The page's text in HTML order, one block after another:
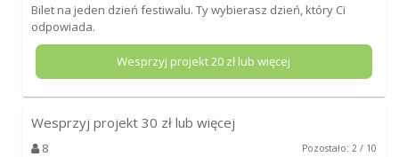
Bilet na jeden dzień festiwalu. Ty wybierasz dzień, który Ci
odpowiada.
Wesprzyj projekt20 zł lub więcej
Wesprzyj projekt 30 zł lub więcej
8 Pozostało: 2 / 10